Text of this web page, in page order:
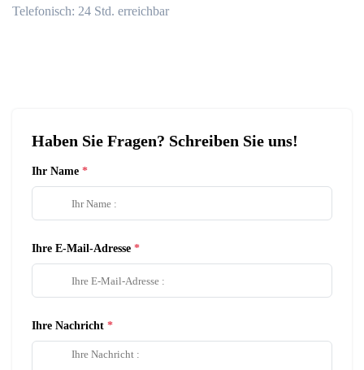
Telefonisch: 24 Std. erreichbar
Haben Sie Fragen? Schreiben Sie uns!
Ihr Name
Ihre E-Mail-Adresse
Ihre Nachricht